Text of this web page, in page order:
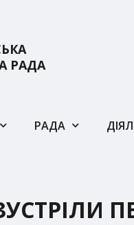
РАДА
РАДА